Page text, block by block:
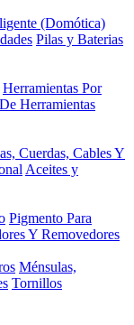
(Domótica)
Pilas y Baterias
Herramientas Por
Herramientas
Cuerdas, Cables Y
Aceites y
Pigmento Para
Y Removedores
Ménsulas,
Tornillos